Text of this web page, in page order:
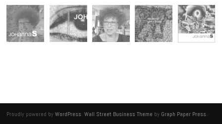
Proudly powered byWordPress.Wall Street Business Theme by Graph Paper Press.